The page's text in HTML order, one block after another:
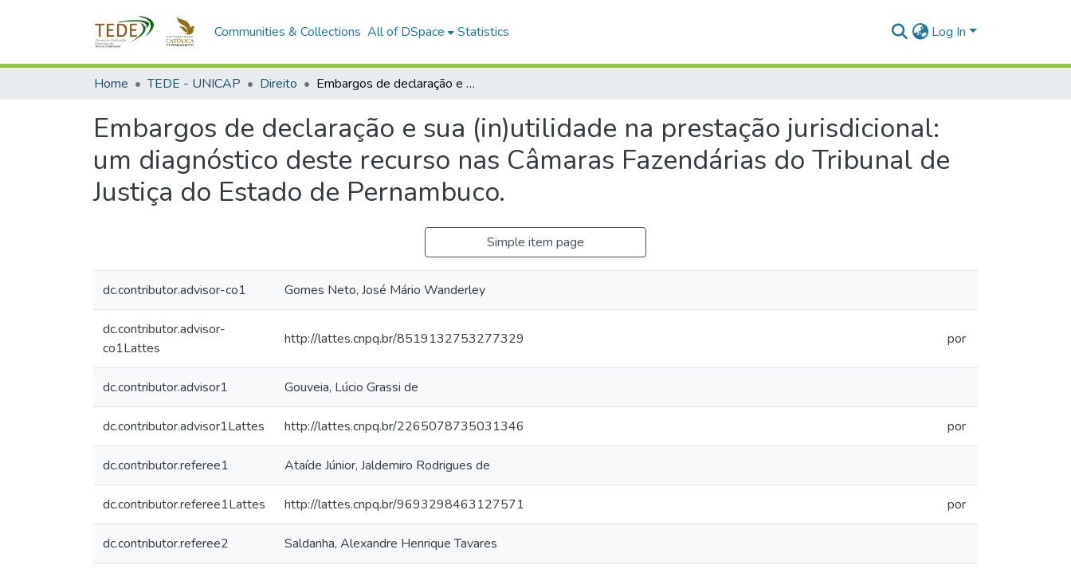
Communities & Collections All of DSpace Statistics Log In
Home TEDE - UNICAP Direito Embargos de declaração e sua (in)utilidade na prestação jurisdicional: um diagnóstico deste recurso nas Câmaras Fazendárias do Tribunal de Justiça do Estado de Pernambuco.
Embargos de declaração e sua (in)utilidade na prestação jurisdicional:
um diagnóstico deste recurso nas Câmaras Fazendárias do Tribunal de
Justiça do Estado de Pernambuco.
Simple item page
dc.contributor.advisor-co1 Gomes Neto, José Mário Wanderley
dc.contributor.advisor-
co1Lattes
http://lattes.cnpq.br/8519132753277329 por
dc.contributor.advisor1 Gouveia, Lúcio Grassi de
dc.contributor.advisor1Lattes http://lattes.cnpq.br/2265078735031346 por
dc.contributor.referee1 Ataíde Júnior, Jaldemiro Rodrigues de
dc.contributor.referee1Lattes http://lattes.cnpq.br/9693298463127571 por
dc.contributor.referee2 Saldanha, Alexandre Henrique Tavares